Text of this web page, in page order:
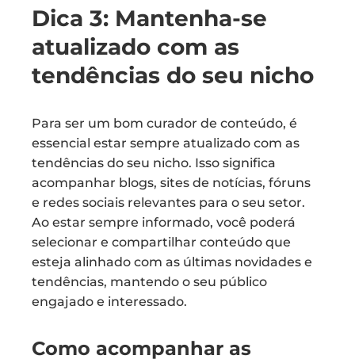
Dica 3: Mantenha-se
atualizado com as
tendências do seu nicho
Para ser um bom curador de conteúdo, é
essencial estar sempre atualizado com as
tendências do seu nicho. Isso significa
acompanhar blogs, sites de notícias, fóruns
e redes sociais relevantes para o seu setor.
Ao estar sempre informado, você poderá
selecionar e compartilhar conteúdo que
esteja alinhado com as últimas novidades e
tendências, mantendo o seu público
engajado e interessado.
Como acompanhar as